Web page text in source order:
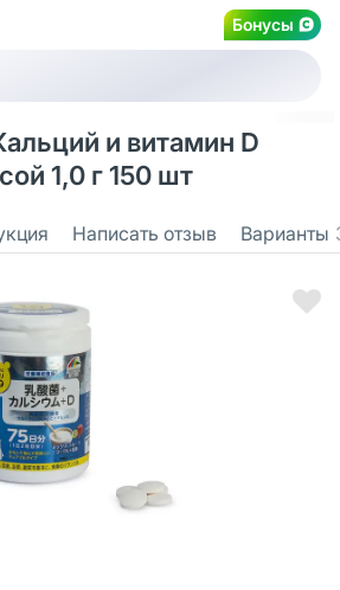
Бонусы
и витамин D
1,0 г 150 шт
Написать отзыв Варианты